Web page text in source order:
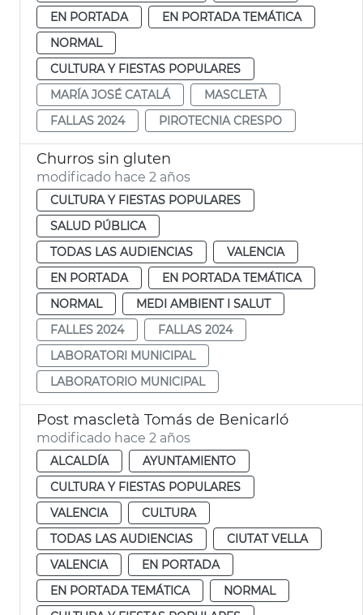
EN PORTADA
EN PORTADA TEMÁTICA
NORMAL
CULTURA Y FIESTAS POPULARES
MARÍA JOSÉ CATALÁ
MASCLETÀ
FALLAS 2024
PIROTECNIA CRESPO
Churros sin gluten
modificado hace 2 años
CULTURA Y FIESTAS POPULARES
SALUD PÚBLICA
TODAS LAS AUDIENCIAS
VALENCIA
EN PORTADA
EN PORTADA TEMÁTICA
NORMAL
MEDI AMBIENT I SALUT
FALLES 2024
FALLAS 2024
LABORATORI MUNICIPAL
LABORATORIO MUNICIPAL
Post mascletà Tomás de Benicarló
modificado hace 2 años
ALCALDÍA
AYUNTAMIENTO
CULTURA Y FIESTAS POPULARES
VALENCIA
CULTURA
TODAS LAS AUDIENCIAS
CIUTAT VELLA
VALENCIA
EN PORTADA
EN PORTADA TEMÁTICA
NORMAL